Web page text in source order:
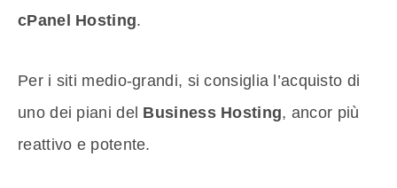
cPanel Hosting.
Per i siti medio-grandi, si consiglia l’acquisto di
uno dei piani del Business Hosting, ancor più
reattivo e potente.